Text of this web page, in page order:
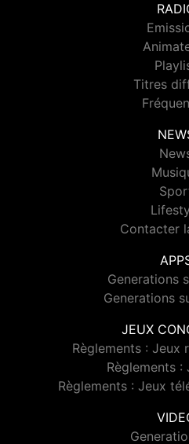
Titres
Contacter
Generations
Generations
JEUX
Règlements : Jeux
Règlements :
Règlements : Jeux